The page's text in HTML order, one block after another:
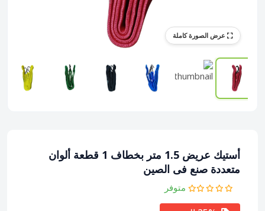
أستيك عريض 1.5 متر بخطاف 1 قطعة ألوان
متعددة صنع فى الصين
متوفر